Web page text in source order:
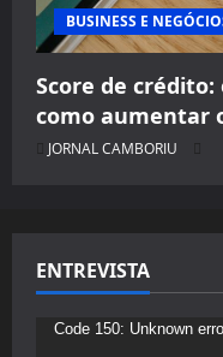
BUSINESS E
Score de
como aumentar
JORNAL CAMBORIU
ENTREVISTA
Tocador
Code 150: Unknown